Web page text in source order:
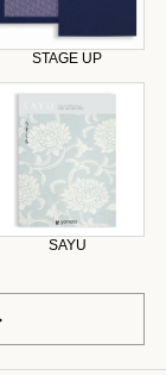
STAGE UP
SAYU